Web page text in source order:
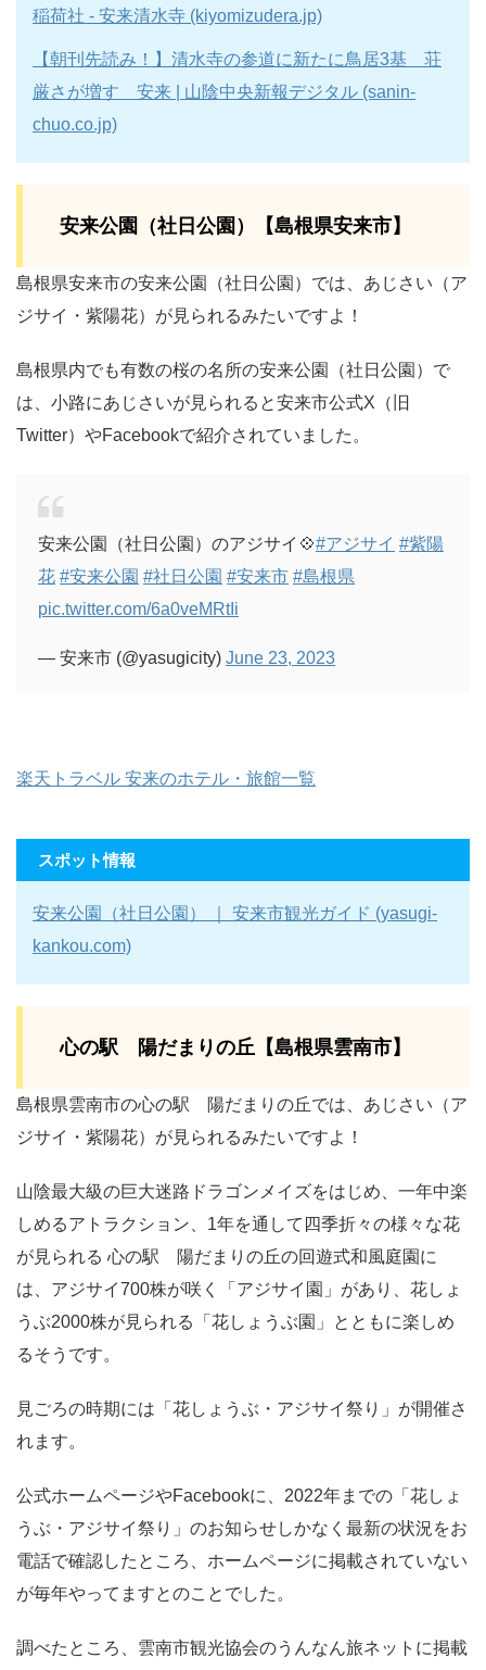
稲荷社 - 安来清水寺 (kiyomizudera.jp)
【朝刊先読み！】清水寺の参道に新たに鳥居3基 荘
厳さが増す 安来 | 山陰中央新報デジタル (sanin-
chuo.co.jp)
安来公園（社日公園）【島根県安来市】
島根県安来市の安来公園（社日公園）では、あじさい（ア
ジサイ・紫陽花）が見られるみたいですよ！
島根県内でも有数の桜の名所の安来公園（社日公園）で
は、小路にあじさいが見られると安来市公式X（旧
Twitter）やFacebookで紹介されていました。
安来公園（社日公園）のアジサイ💠#アジサイ #紫陽
花 #安来公園 #社日公園 #安来市 #島根県
pic.twitter.com/6a0veMRtIi
— 安来市 (@yasugicity) June 23, 2023
楽天トラベル 安来のホテル・旅館一覧
スポット情報
安来公園（社日公園） ｜ 安来市観光ガイド (yasugi-
kankou.com)
心の駅 陽だまりの丘【島根県雲南市】
島根県雲南市の心の駅 陽だまりの丘では、あじさい（ア
ジサイ・紫陽花）が見られるみたいですよ！
山陰最大級の巨大迷路ドラゴンメイズをはじめ、一年中楽
しめるアトラクション、1年を通して四季折々の様々な花
が見られる 心の駅 陽だまりの丘の回遊式和風庭園に
は、アジサイ700株が咲く「アジサイ園」があり、花しょ
うぶ2000株が見られる「花しょうぶ園」とともに楽しめ
るそうです。
見ごろの時期には「花しょうぶ・アジサイ祭り」が開催さ
れます。
公式ホームページやFacebookに、2022年までの「花しょ
うぶ・アジサイ祭り」のお知らせしかなく最新の状況をお
電話で確認したところ、ホームページに掲載されていない
が毎年やってますとのことでした。
調べたところ、雲南市観光協会のうんなん旅ネットに掲載